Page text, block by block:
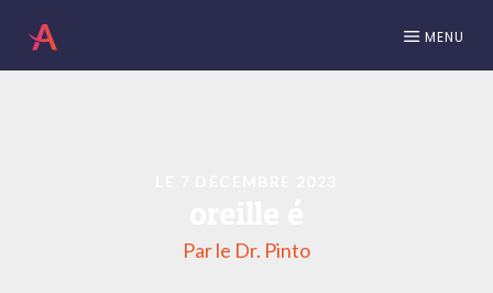
MENU
Par le Dr. Pinto